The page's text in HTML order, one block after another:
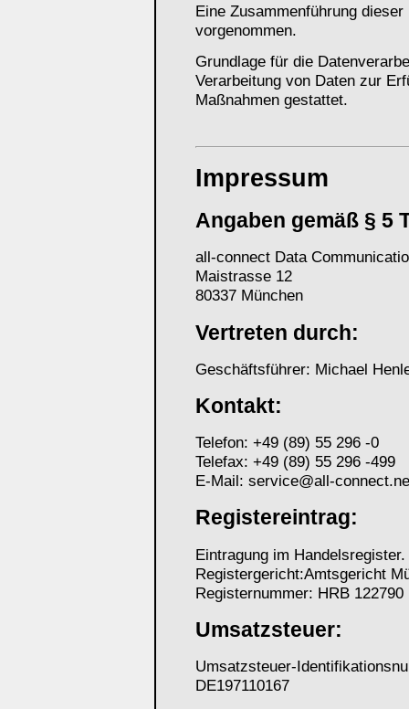
Eine Zusammenführung
vorgenommen.
Grundlage für die
Verarbeitung von Daten zur
Maßnahmen gestattet.
Impressum
Angaben gemäß § 5
all-connect Data
Maistrasse 12
80337 München
Vertreten durch:
Geschäftsführer: Michael
Kontakt:
Telefon: +49 (89) 55 296 -0
Telefax: +49 (89) 55 296 -499
E-Mail: service@all-
Registereintrag:
Eintragung im Handelsregister.
Registergericht:Amtsgericht
Registernummer: HRB 122790
Umsatzsteuer:
Umsatzsteuer-
DE197110167